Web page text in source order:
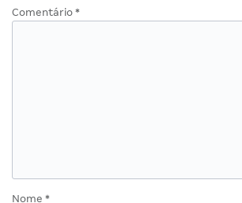
Comentário *
Nome *